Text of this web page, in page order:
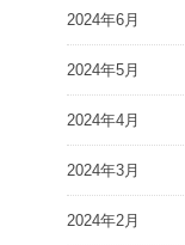
2024年6月
2024年5月
2024年4月
2024年3月
2024年2月